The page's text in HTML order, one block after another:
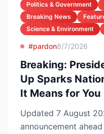
Politics & Government
Breaking News
Science & Environment
#pardon8/7/2026
Breaking:
Up Sparks
It Means for You
Updated 7 August 2026 Lead In a
announcement